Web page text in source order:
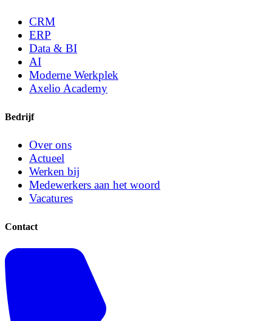
CRM
ERP
Data & BI
AI
Moderne Werkplek
Axelio Academy
Bedrijf
Over ons
Actueel
Werken bij
Medewerkers aan het woord
Vacatures
Contact